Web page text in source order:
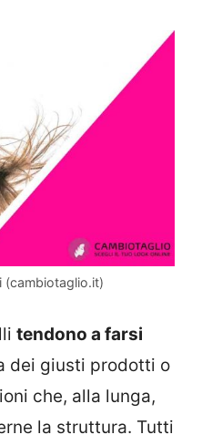
(cambiotaglio.it)
tendono a farsi
dei giusti prodotti o
che, alla lunga,
la struttura. Tutti